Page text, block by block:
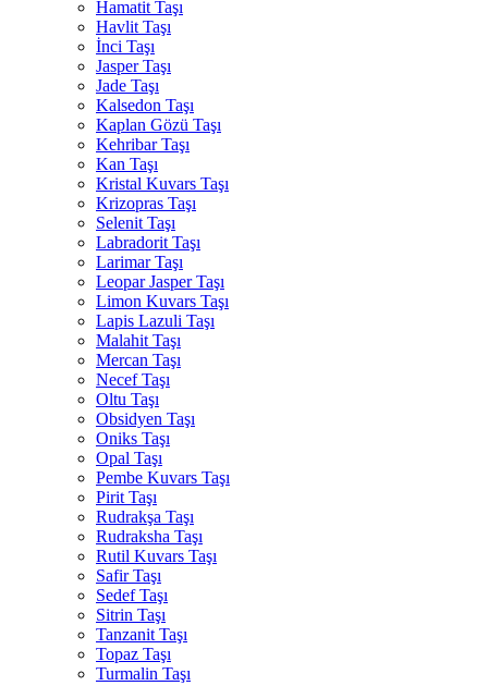
Hamatit Taşı
Havlit Taşı
İnci Taşı
Jasper Taşı
Jade Taşı
Kalsedon Taşı
Kaplan Gözü Taşı
Kehribar Taşı
Kan Taşı
Kristal Kuvars Taşı
Krizopras Taşı
Selenit Taşı
Labradorit Taşı
Larimar Taşı
Leopar Jasper Taşı
Limon Kuvars Taşı
Lapis Lazuli Taşı
Malahit Taşı
Mercan Taşı
Necef Taşı
Oltu Taşı
Obsidyen Taşı
Oniks Taşı
Opal Taşı
Pembe Kuvars Taşı
Pirit Taşı
Rudrakşa Taşı
Rudraksha Taşı
Rutil Kuvars Taşı
Safir Taşı
Sedef Taşı
Sitrin Taşı
Tanzanit Taşı
Topaz Taşı
Turmalin Taşı